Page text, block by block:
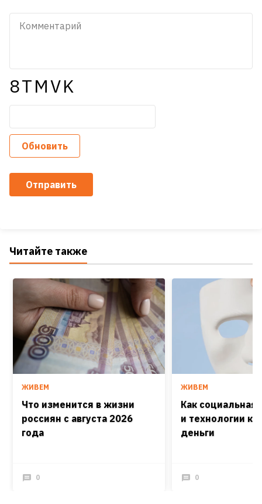
8TMVK
Обновить
Отправить
Читайте также
ЖИВЕМ
Что изменится в жизни
россиян с августа 2026
года
0
ЖИВЕМ
Как
и технологии
деньги
0